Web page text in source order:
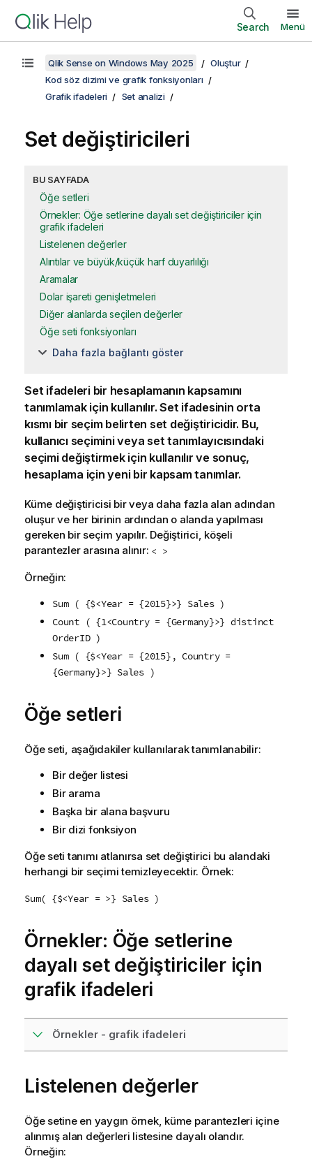
Search Menü
Qlik Sense on Windows May 2025
Oluştur
Kod söz dizimi ve grafik fonksiyonları
Grafik ifadeleri
Set analizi
Set değiştiricileri
BU SAYFADA
Öğe setleri
Örnekler: Öğe setlerine dayalı set değiştiriciler için
grafik ifadeleri
Listelenen değerler
Alıntılar ve büyük/küçük harf duyarlılığı
Aramalar
Dolar işareti genişletmeleri
Diğer alanlarda seçilen değerler
Öğe seti fonksiyonları
Daha fazla bağlantı göster
Set ifadeleri bir hesaplamanın kapsamını
tanımlamak için kullanılır. Set ifadesinin orta
kısmı bir seçim belirten set değiştiricidir. Bu,
kullanıcı seçimini veya set tanımlayıcısındaki
seçimi değiştirmek için kullanılır ve sonuç,
hesaplama için yeni bir kapsam tanımlar.
Küme değiştiricisi bir veya daha fazla alan adından
oluşur ve her birinin ardından o alanda yapılması
gereken bir seçim yapılır. Değiştirici, köşeli
parantezler arasına alınır: < >
Örneğin:
Sum ( {$<Year = {2015}>} Sales )
Count ( {1<Country = {Germany}>} distinct
OrderID )
Sum ( {$<Year = {2015}, Country =
{Germany}>} Sales )
Öğe setleri
Öğe seti, aşağıdakiler kullanılarak tanımlanabilir:
Bir değer listesi
Bir arama
Başka bir alana başvuru
Bir dizi fonksiyon
Öğe seti tanımı atlanırsa set değiştirici bu alandaki
herhangi bir seçimi temizleyecektir. Örnek:
Sum( {$<Year = >} Sales )
Örnekler: Öğe setlerine
dayalı set değiştiriciler için
grafik ifadeleri
Örnekler - grafik ifadeleri
Listelenen değerler
Öğe setine en yaygın örnek, küme parantezleri içine
alınmış alan değerleri listesine dayalı olandır.
Örneğin: